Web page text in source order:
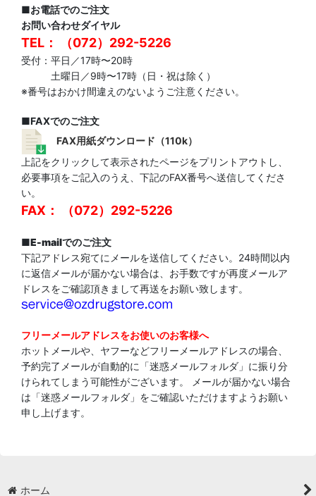
■お電話でのご注文
お問い合わせダイヤル
TEL： （072）292-5226
受付：平日／17時〜20時
土曜日／9時〜17時（日・祝は除く）
※番号はおかけ間違えのないようご注意ください。
■FAXでのご注文
FAX用紙ダウンロード（110k）
上記をクリックして表示されたページをプリントアウトし、
必要事項をご記入のうえ、下記のFAX番号へ送信してくださ
い。
FAX： （072）292-5226
■E-mailでのご注文
下記アドレス宛てにメールを送信してください。24時間以内
に返信メールが届かない場合は、お手数ですが再度メールア
ドレスをご確認頂きまして再送をお願い致します。
フリーメールアドレスをお使いのお客様へ
ホットメールや、ヤフーなどフリーメールアドレスの場合、
予約完了メールが自動的に「迷惑メールフォルダ」に振り分
けられてしまう可能性がございます。 メールが届かない場合
は「迷惑メールフォルダ」をご確認いただけますようお願い
申し上げます。
ホーム